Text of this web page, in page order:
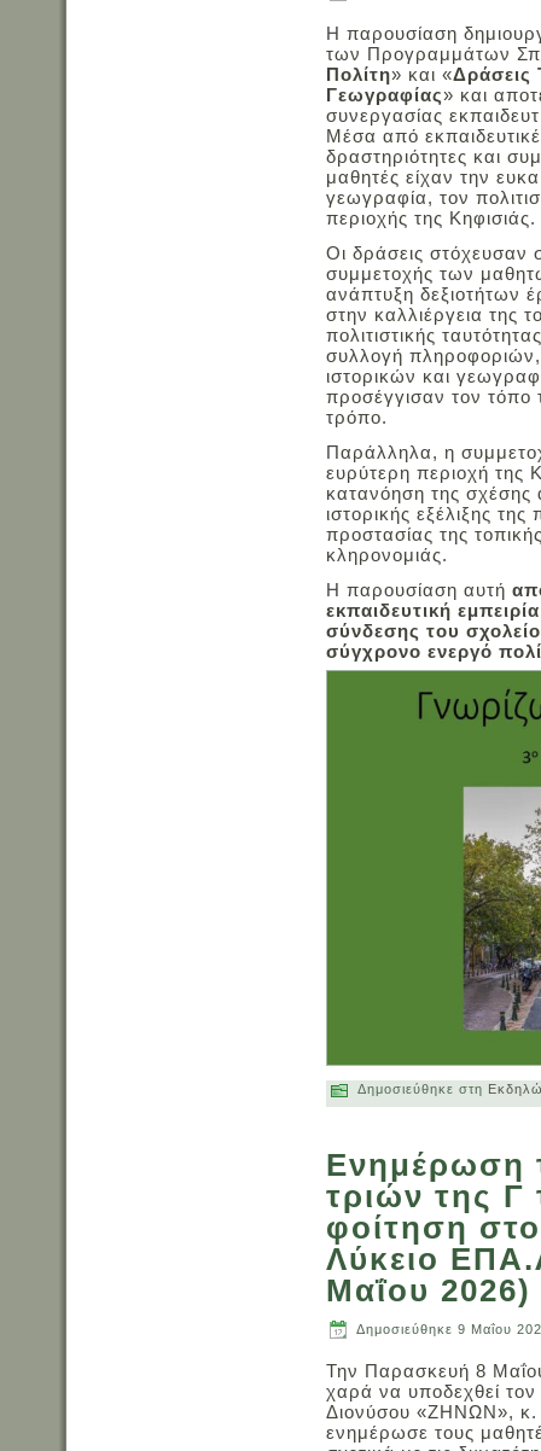
Η παρουσίαση
των Προγραμμάτων
Πολίτη» και «Δράσεις
Γεωγραφίας» και
συνεργασίας
Μέσα από
δραστηριότητες και
μαθητές είχαν την
γεωγραφία, τον
περιοχής της Κηφισιάς.
Οι δράσεις στόχευσαν
συμμετοχής των
ανάπτυξη δεξιοτήτων
στην καλλιέργεια της
πολιτιστικής
συλλογή
ιστορικών και
προσέγγισαν τον τόπο
τρόπο.
Παράλληλα, η
ευρύτερη περιοχή της
κατανόηση της σχέσης
ιστορικής εξέλιξης
προστασίας της
κληρονομιάς.
Η παρουσίαση αυτή
εκπαιδευτική
σύνδεσης του
σύγχρονο ενεργό
Δημοσιεύθηκε στη
Ενημέρωση
τριών της Γ
φοίτηση
Λύκειο
Μαΐου 2026)
Δημοσιεύθηκε 9 Μαΐου
Την Παρασκευή 8
χαρά να υποδεχθεί
Διονύσου «ΖΗΝΩΝ», κ.
ενημέρωσε τους